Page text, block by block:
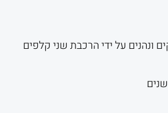
₪50.00.
ונהנים על ידי הרכבת שני קלפים